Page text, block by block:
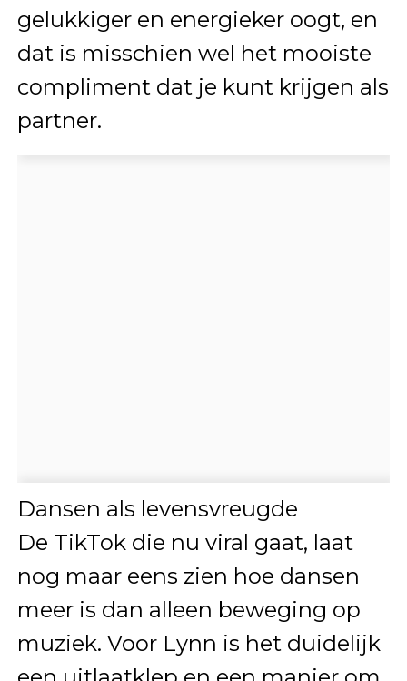
gelukkiger en energieker oogt, en
dat is misschien wel het mooiste
compliment dat je kunt krijgen als
partner.
Dansen als levensvreugde
De TikTok die nu viral gaat, laat
nog maar eens zien hoe dansen
meer is dan alleen beweging op
muziek. Voor Lynn is het duidelijk